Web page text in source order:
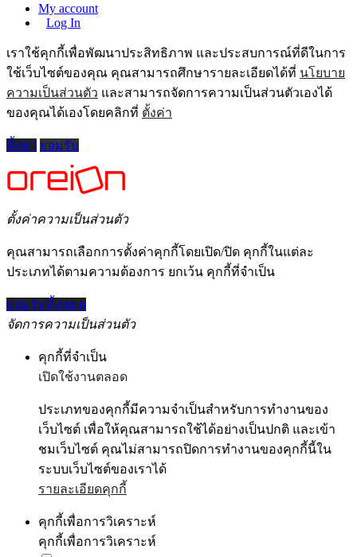
My account
Log In
เราใช้คุกกี้เพื่อพัฒนาประสิทธิภาพ และประสบการณ์ที่ดีในการ
ใช้เว็บไซต์ของคุณ คุณสามารถศึกษารายละเอียดได้ที่ นโยบาย
ความเป็นส่วนตัว และสามารถจัดการความเป็นส่วนตัวเองได้
ของคุณได้เองโดยคลิกที่ ตั้งค่า
ตั้งค่า ยอมรับ
ตั้งค่าความเป็นส่วนตัว
คุณสามารถเลือกการตั้งค่าคุกกี้โดยเปิด/ปิด คุกกี้ในแต่ละ
ประเภทได้ตามความต้องการ ยกเว้น คุกกี้ที่จำเป็น
ยอมรับทั้งหมด
จัดการความเป็นส่วนตัว
คุกกี้ที่จำเป็น
เปิดใช้งานตลอด
ประเภทของคุกกี้มีความจำเป็นสำหรับการทำงานของ
เว็บไซต์ เพื่อให้คุณสามารถใช้ได้อย่างเป็นปกติ และเข้า
ชมเว็บไซต์ คุณไม่สามารถปิดการทำงานของคุกกี้นี้ใน
ระบบเว็บไซต์ของเราได้
รายละเอียดคุกกี้
คุกกี้เพื่อการวิเคราะห์
คุกกี้เพื่อการวิเคราะห์